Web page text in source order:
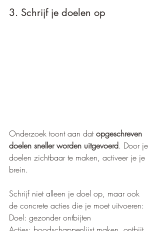
3. Schrijf je doelen op
Onderzoek toont aan dat opgeschreven
doelen sneller worden uitgevoerd. Door je
doelen zichtbaar te maken, activeer je je
brein.
Schrijf niet alleen je doel op, maar ook
de concrete acties die je moet uitvoeren:
Doel: gezonder ontbijten